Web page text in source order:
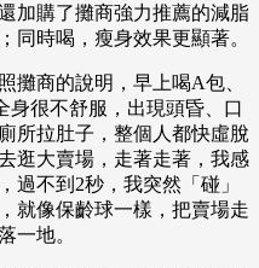
加購了攤商強力推薦的減脂
同時喝，瘦身效果更顯著。
攤商的說明，早上喝A包、
身很不舒服，出現頭昏、口
所拉肚子，整個人都快虛脫
逛大賣場，走著走著，我感
過不到2秒，我突然「碰」
就像保齡球一樣，把賣場走
一地。